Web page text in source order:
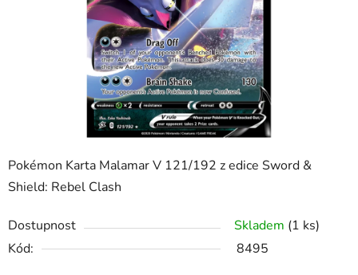
Pokémon Karta Malamar V 121/192 z edice Sword &
Shield: Rebel Clash
Dostupnost Skladem (1 ks)
Kód:
8495